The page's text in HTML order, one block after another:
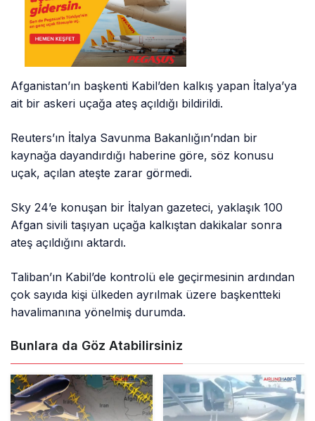
Afganistan’ın başkenti Kabil’den kalkış yapan İtalya’ya
ait bir askeri uçağa ateş açıldığı bildirildi.
Reuters’ın İtalya Savunma Bakanlığın’ndan bir
kaynağa dayandırdığı haberine göre, söz konusu
uçak, açılan ateşte zarar görmedi.
Sky 24’e konuşan bir İtalyan gazeteci, yaklaşık 100
Afgan sivili taşıyan uçağa kalkıştan dakikalar sonra
ateş açıldığını aktardı.
Taliban’ın Kabil’de kontrolü ele geçirmesinin ardından
çok sayıda kişi ülkeden ayrılmak üzere başkentteki
havalimanına yönelmiş durumda.
Bunlara da Göz Atabilirsiniz